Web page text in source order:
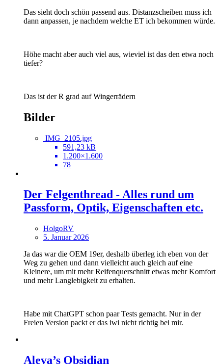
Das sieht doch schön passend aus. Distanzscheiben muss ich
dann anpassen, je nachdem welche ET ich bekommen würde.
Höhe macht aber auch viel aus, wieviel ist das den etwa noch
tiefer?
Das ist der R grad auf Wingerrädern
Bilder
IMG_2105.jpg
591,23 kB
1.200×1.600
78
Der Felgenthread - Alles rund um
Passform, Optik, Eigenschaften etc.
HolgoRV
5. Januar 2026
Ja das war die OEM 19er, deshalb überleg ich eben von der
Weg zu gehen und dann vielleicht auch gleich auf eine
Kleinere, um mit mehr Reifenquerschnitt etwas mehr Komfort
und mehr Langlebigkeit zu erhalten.
Habe mit ChatGPT schon paar Tests gemacht. Nur in der
Freien Version packt er das iwi nicht richtig bei mir.
Aleva’s Obsidian